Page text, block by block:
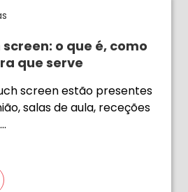
o que é, como
que serve
screen estão presentes
salas de aula, receções